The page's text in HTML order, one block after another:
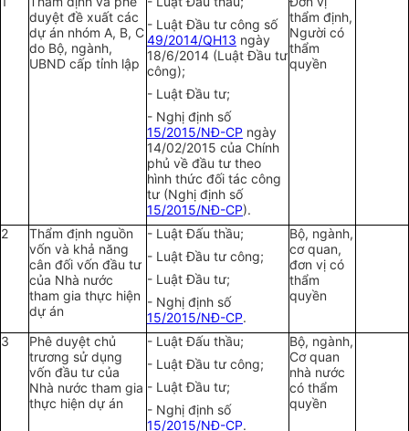
duyệt đề xuất các
dự án nhóm A, B, C
do Bộ, ngành,
UBND cấp tỉnh lập
- Luật Đầu tư công số
49/2014/QH13 ngày
18/6/2014 (Luật Đầu tư
công);
- Luật Đầu tư;
- Nghị định số
15/2015/NĐ-CP ngày
14/02/2015 của Chính
phủ về đầu tư theo
hình thức đối tác công
tư (Nghị định số
15/2015/NĐ-CP).
thẩm định,
Người có
thẩm
quyền
2
Thẩm định nguồn
vốn và khả năng
cân đối vốn đầu tư
của Nhà nước
tham gia thực hiện
dự án
- Luật Đấu thầu;
- Luật Đầu tư công;
- Luật Đầu tư;
- Nghị định số
15/2015/NĐ-CP.
Bộ, ngành,
cơ quan,
đơn vị có
thẩm
quyền
3
Phê duyệt chủ
trương sử dụng
vốn đầu tư của
Nhà nước tham gia
thực hiện dự án
- Luật Đấu thầu;
- Luật Đầu tư công;
- Luật Đầu tư;
- Nghị định số
15/2015/NĐ-CP.
Bộ, ngành,
Cơ quan
nhà nước
có thẩm
quyền